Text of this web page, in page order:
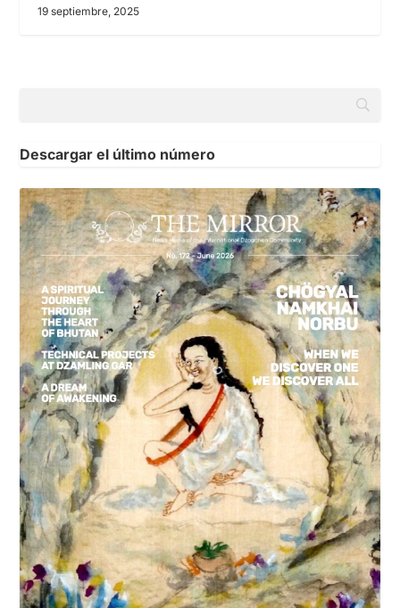
19 septiembre, 2025
Descargar el último número